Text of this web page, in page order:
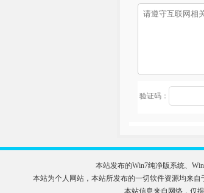
验证码：
本站发布的Win7纯净版系统、
本站为个人网站，本站所发布的一切软件资源均来
本站信息来自网络，仅